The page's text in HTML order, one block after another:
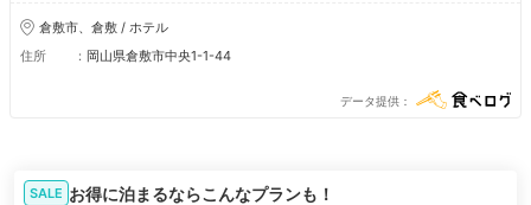
倉敷市、倉敷 / ホテル
住所
岡山県倉敷市中央1-1-44
データ提供
SALE お得に泊まるならこんなプランも！